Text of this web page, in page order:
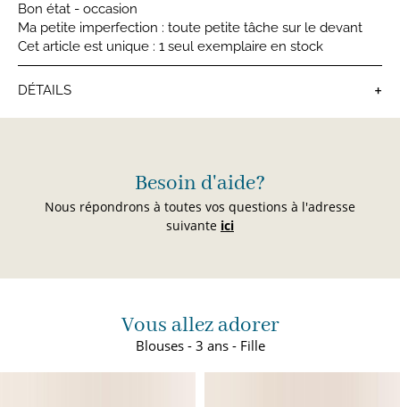
Bon état - occasion
Ma petite imperfection : toute petite tâche sur le devant
Cet article est unique : 1 seul exemplaire en stock
DÉTAILS +
Blouses
Besoin d'aide?
Nous répondrons à toutes vos questions à l'adresse
suivante ici
Vous allez adorer
Blouses - 3 ans - Fille